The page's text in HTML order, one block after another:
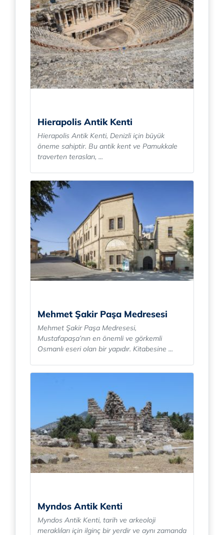
Hierapolis Antik Kenti
Hierapolis Antik Kenti, Denizli için büyük
öneme sahiptir. Bu antik kent ve Pamukkale
traverten terasları, ...
Mehmet Şakir Paşa Medresesi
Mehmet Şakir Paşa Medresesi,
Mustafapaşa’nın en önemli ve görkemli
Osmanlı eseri olan bir yapıdır. Kitabesine ...
Myndos Antik Kenti
Myndos Antik Kenti, tarih ve arkeoloji
meraklıları için ilginç bir yerdir ve aynı zamanda